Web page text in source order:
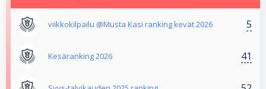
viikkokilpailu @Musta Kasi ranking kevät 2026 5
Kesäranking 2026 41